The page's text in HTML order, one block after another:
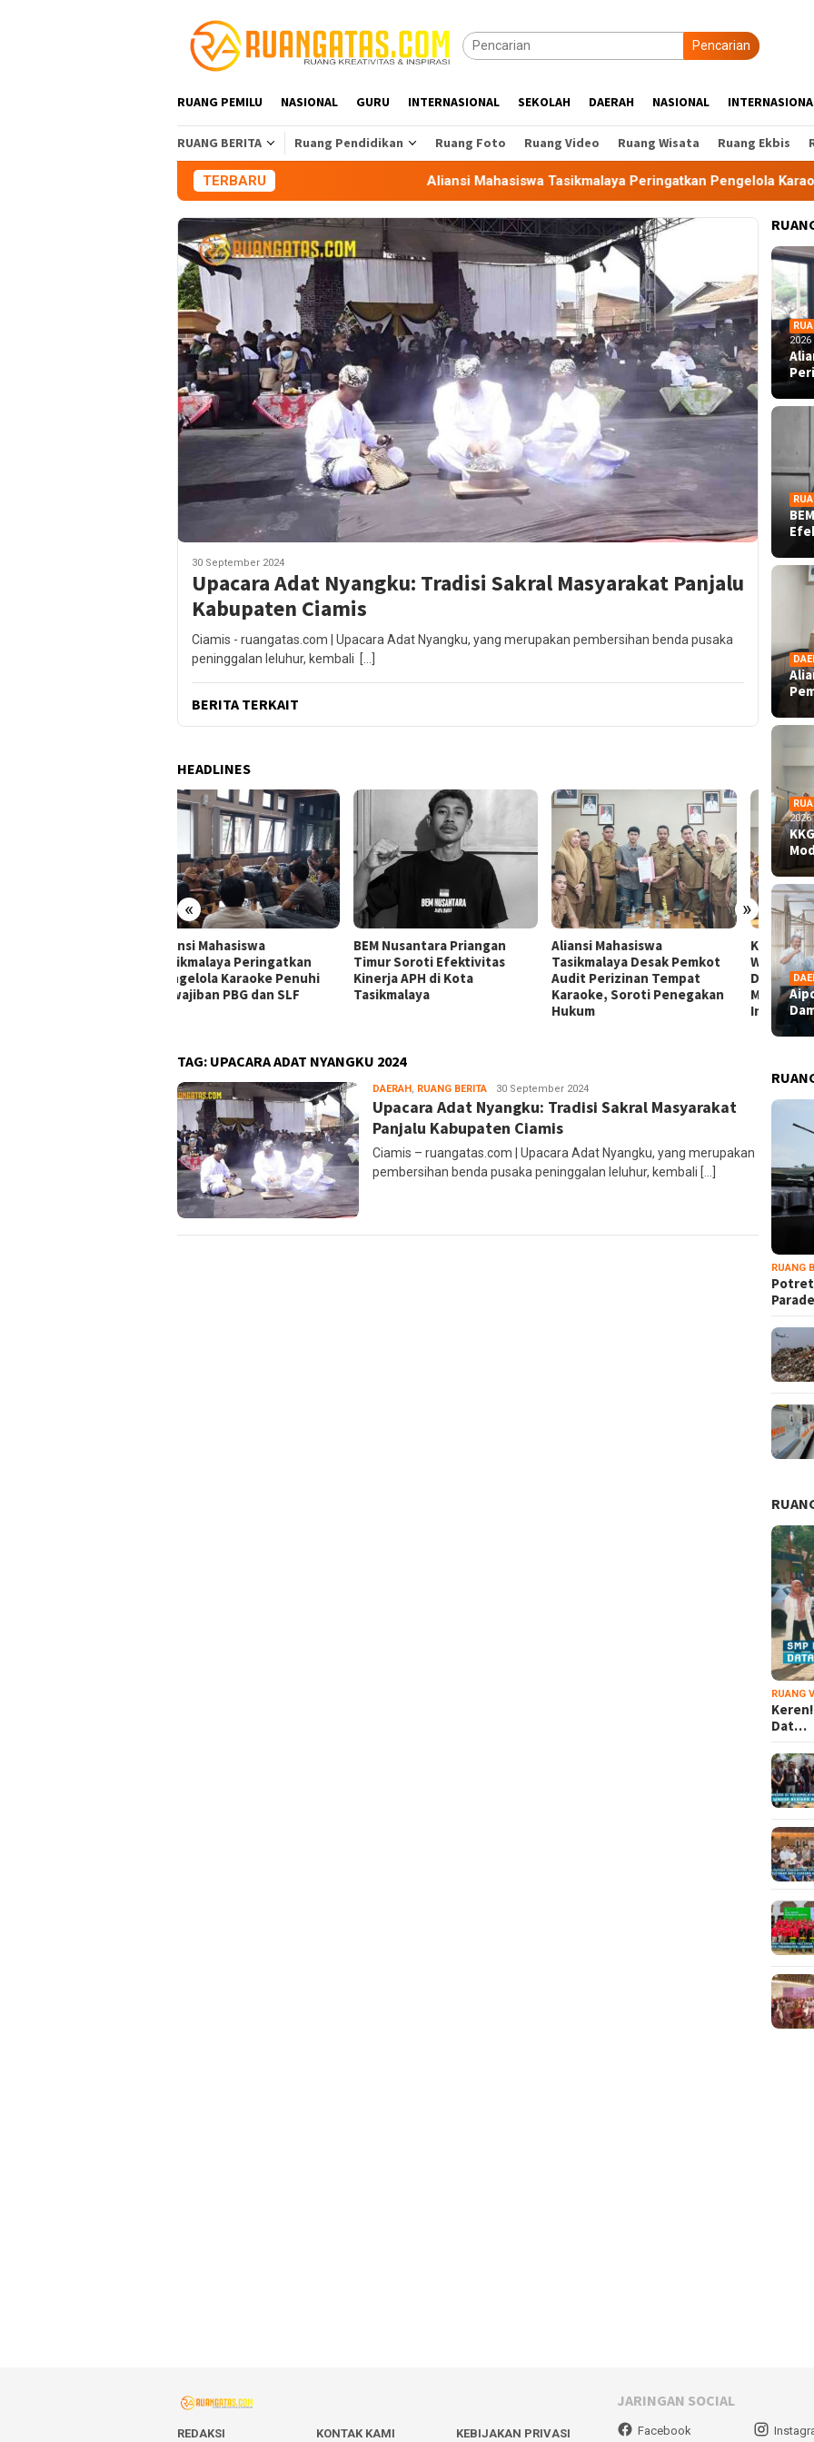
Pencarian
RUANG PEMILU NASIONAL GURU INTERNASIONAL SEKOLAH DAERAH NASIONAL
RUANG BERITA Ruang Pendidikan Ruang Foto Ruang Video Ruang Wisata Ruang Ekbis
TERBARU Aliansi Mahasiswa Tasikmalaya Peringatkan Pengelola Karaoke Penuhi
30 September 2024
Upacara Adat Nyangku: Tradisi Sakral Masyarakat Panjalu
Kabupaten Ciamis
Ciamis - ruangatas.com | Upacara Adat Nyangku, yang merupakan pembersihan benda pusaka
peninggalan leluhur, kembali […]
BERITA TERKAIT
HEADLINES
« »
BEM Nusantara Priangan
Timur Soroti Efektivitas
Kinerja APH di Kota
Tasikmalaya
Aliansi Mahasiswa
Tasikmalaya Desak Pemkot
Audit Perizinan Tempat
Karaoke, Soroti Penegakan
KKG Santana Sukses Gelar
Workshop Model AREC,
Dorong Pembelajaran Seni
Musik SD Lebih Kreatif dan
Inovatif
Aipda
TAG: UPACARA ADAT NYANGKU 2024
DAERAH, RUANG BERITA administrator
30 September 2024
Upacara Adat Nyangku: Tradisi Sakral Masyarakat
Panjalu Kabupaten Ciamis
Ciamis – ruangatas.com | Upacara Adat Nyangku, yang merupakan
pembersihan benda pusaka peninggalan leluhur, kembali […]
2026
2026
RUANG
Potret
RUANG
Dat…
REDAKSI KONTAK KAMI KEBIJAKAN PRIVASI
JARINGAN SOCIAL
Facebook